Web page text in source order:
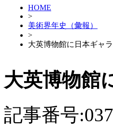
HOME
>
美術界年史（彙報）
>
大英博物館に日本ギャ
大英博物館
記事番号